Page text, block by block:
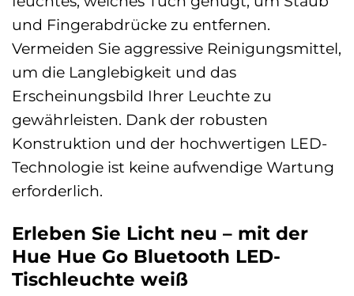
und Fingerabdrücke zu entfernen.
Vermeiden Sie aggressive Reinigungsmittel,
um die Langlebigkeit und das
Erscheinungsbild Ihrer Leuchte zu
gewährleisten. Dank der robusten
Konstruktion und der hochwertigen LED-
Technologie ist keine aufwendige Wartung
erforderlich.
Erleben Sie Licht neu – mit der
Hue Hue Go Bluetooth LED-
Tischleuchte weiß